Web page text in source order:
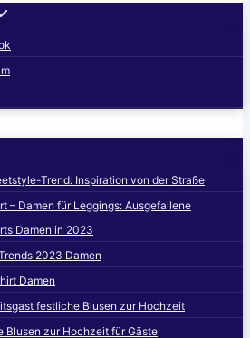
Trend: Inspiration von der Straße
– Damen für Leggings: Ausgefallene
Damen in 2023
2023 Damen
Damen
festliche Blusen zur Hochzeit
Blusen zur Hochzeit für Gäste